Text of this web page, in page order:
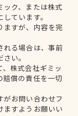
ック、または株式
ています。
ますが、内容を完
れる場合は、事前
い。
株式会社ギミッ
賠償の責任を一切
がお問い合わせフ
ますようお願いい